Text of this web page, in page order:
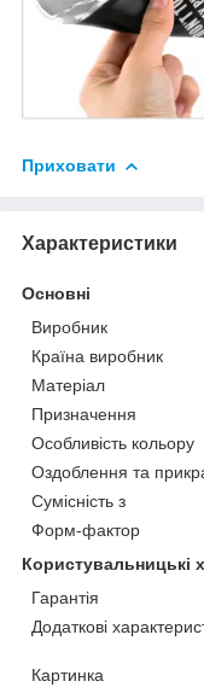
Приховати
Характеристики
Основні
Виробник
Країна виробник
Матеріал
Призначення
Особливість кольору
Оздоблення та
Сумісність з
Форм-фактор
Користувальницькі
Гарантія
Додаткові
Картинка